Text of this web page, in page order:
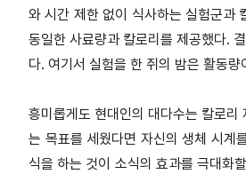
와 시간 제한 없이 식사하는 실험군과
동일한 사료량과 칼로리를 제공했다.
다. 여기서 실험을 한 쥐의 밤은 활동
흥미롭게도 현대인의 대다수는 칼로
는 목표를 세웠다면 자신의 생체 시계
식을 하는 것이 소식의 효과를 극대화